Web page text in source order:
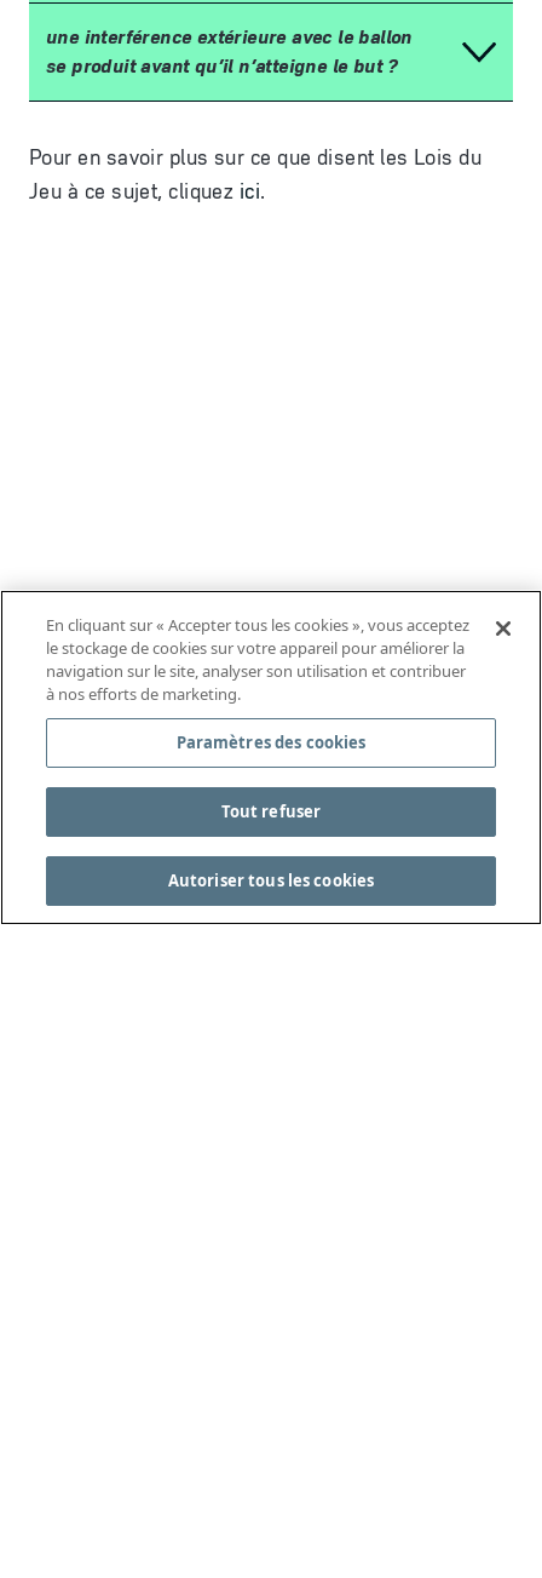
une interférence extérieure avec le ballon
se produit avant qu’il n’atteigne le but ?
Pour en savoir plus sur ce que disent les Lois du
Jeu à ce sujet, cliquez ici.
En cliquant sur « Accepter tous les cookies », vous acceptez
le stockage de cookies sur votre appareil pour améliorer la
navigation sur le site, analyser son utilisation et contribuer
à nos efforts de marketing.
Paramètres des cookies
Tout refuser
Autoriser tous les cookies